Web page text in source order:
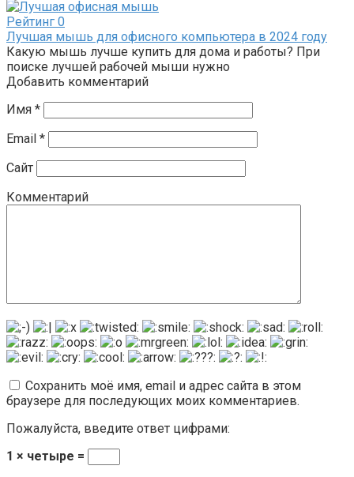
Рейтинг 0
Лучшая мышь для офисного компьютера в 2024 году
Какую мышь лучше купить для дома и работы? При
поиске лучшей рабочей мыши нужно
Добавить комментарий
Имя *
Email *
Сайт
Комментарий
Сохранить моё имя, email и адрес сайта в этом
браузере для последующих моих комментариев.
Пожалуйста, введите ответ цифрами:
1 × четыре =